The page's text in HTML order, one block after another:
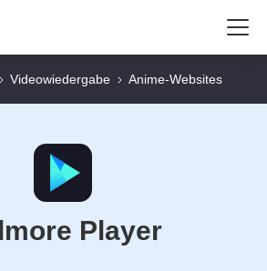
Videowiedergabe Anime-Websites
Player